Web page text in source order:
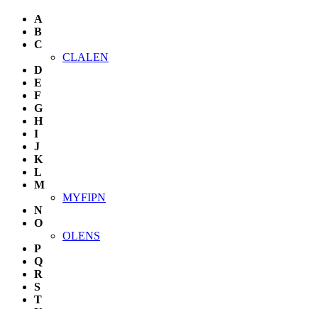
A
B
C
CLALEN
D
E
F
G
H
I
J
K
L
M
MYFIPN
N
O
OLENS
P
Q
R
S
T